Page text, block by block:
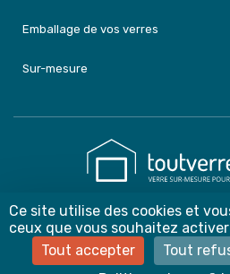
Ce site utilise des cookies et
ceux que vous souhaitez activer
Tout accepter
Tout
Emballage de vos verres
Sur-mesure
03 59 22 99 17 ou 07
Du lundi au vendredi de 8h à